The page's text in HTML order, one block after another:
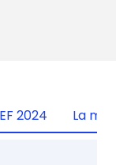
2024 La